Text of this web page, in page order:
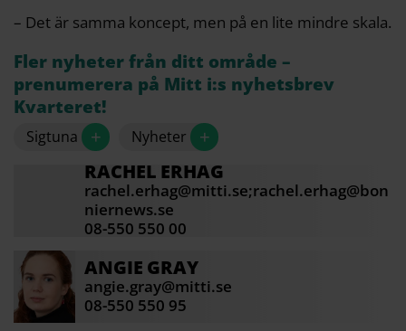
– Det är samma koncept, men på en lite mindre skala.
Fler nyheter från ditt område –
prenumerera på Mitt i:s nyhetsbrev
Kvarteret!
Sigtuna + Nyheter +
RACHEL ERHAG
rachel.erhag@mitti.se;rachel.erhag@bon
niernews.se
08-550 550 00
ANGIE GRAY
angie.gray@mitti.se
08-550 550 95